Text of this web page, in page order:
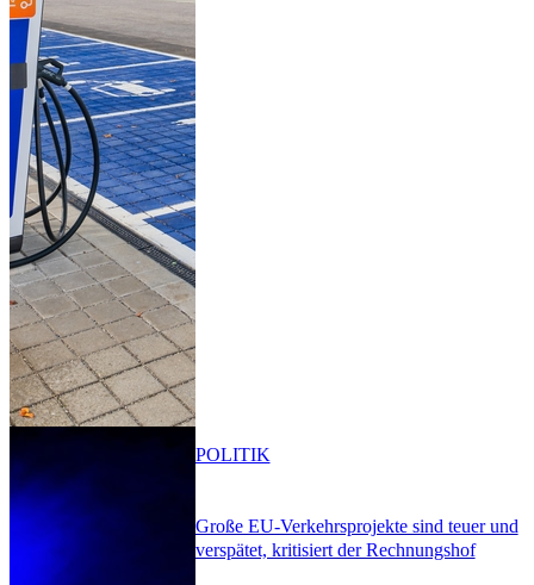
Große EU-Verkehrsprojekte sind teuer und
verspätet, kritisiert der Rechnungshof
POLITIK